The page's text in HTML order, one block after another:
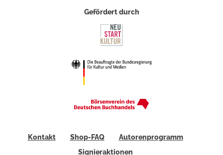
Gefördert durch
Kontakt Shop-FAQ
Autorenprogramm
Signieraktionen